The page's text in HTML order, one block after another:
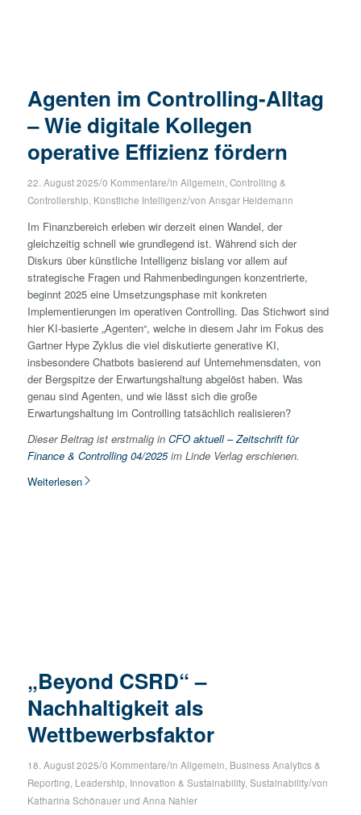
Agenten im Controlling-Alltag
– Wie digitale Kollegen
operative Effizienz fördern
22. August 2025/0 Kommentare/in Allgemein,Controlling &
Controllership, Künstliche Intelligenz/von Ansgar Heidemann
Im Finanzbereich erleben wir derzeit einen Wandel, der
gleichzeitig schnell wie grundlegend ist. Während sich der
Diskurs über künstliche Intelligenz bislang vor allem auf
strategische Fragen und Rahmenbedingungen konzentrierte,
beginnt 2025 eine Umsetzungsphase mit konkreten
Implementierungen im operativen Controlling. Das Stichwort sind
hier KI-basierte „Agenten“, welche in diesem Jahr im Fokus des
Gartner Hype Zyklus die viel diskutierte generative KI,
insbesondere Chatbots basierend auf Unternehmensdaten, von
der Bergspitze der Erwartungshaltung abgelöst haben. Was
genau sind Agenten, und wie lässt sich die große
Erwartungshaltung im Controlling tatsächlich realisieren?
Dieser Beitrag ist erstmalig in CFO aktuell – Zeitschrift für
Finance & Controlling 04/2025im Linde Verlag erschienen.
Weiterlesen
„Beyond CSRD“ –
Nachhaltigkeit als
Wettbewerbsfaktor
18. August 2025/0 Kommentare/in Allgemein Business Analytics &
Reporting Leadership, Innovation & Sustainability, Sustainability/von
Katharina Schönauerund Anna Nahler